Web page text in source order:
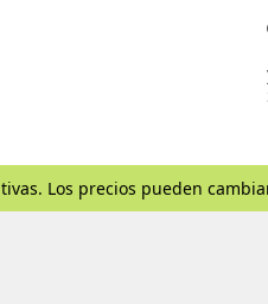
Los precios pueden